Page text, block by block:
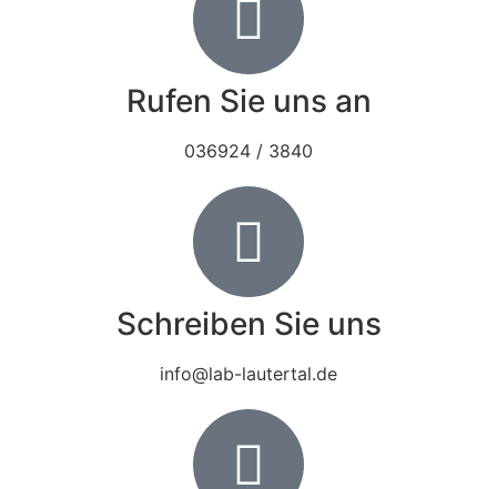
Rufen Sie uns an
036924 / 3840
Schreiben Sie uns
info@lab-lautertal.de